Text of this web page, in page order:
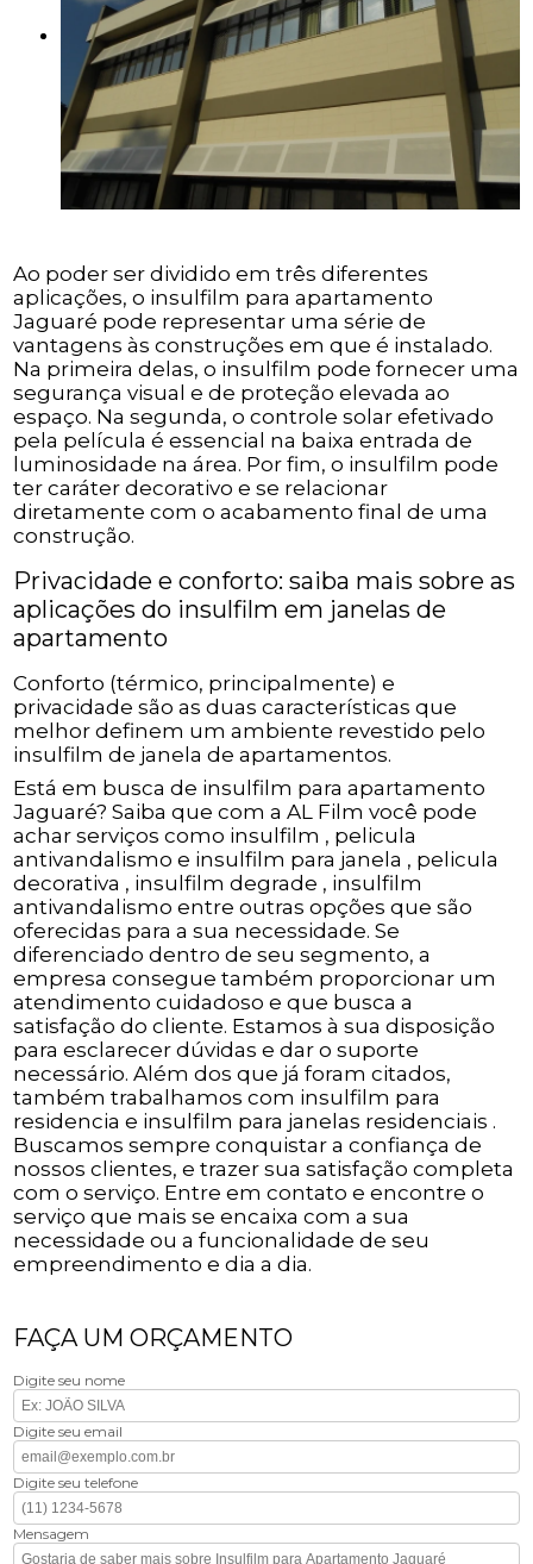
Ao poder ser dividido em três diferentes
aplicações, o insulfilm para apartamento
Jaguaré pode representar uma série de
vantagens às construções em que é instalado.
Na primeira delas, o insulfilm pode fornecer uma
segurança visual e de proteção elevada ao
espaço. Na segunda, o controle solar efetivado
pela película é essencial na baixa entrada de
luminosidade na área. Por fim, o insulfilm pode
ter caráter decorativo e se relacionar
diretamente com o acabamento final de uma
construção.
Privacidade e conforto: saiba mais sobre as
aplicações do insulfilm em janelas de
apartamento
Conforto (térmico, principalmente) e
privacidade são as duas características que
melhor definem um ambiente revestido pelo
insulfilm de janela de apartamentos.
Está em busca de insulfilm para apartamento
Jaguaré? Saiba que com a AL Film você pode
achar serviços como insulfilm , pelicula
antivandalismo e insulfilm para janela , pelicula
decorativa , insulfilm degrade , insulfilm
antivandalismo entre outras opções que são
oferecidas para a sua necessidade. Se
diferenciado dentro de seu segmento, a
empresa consegue também proporcionar um
atendimento cuidadoso e que busca a
satisfação do cliente. Estamos à sua disposição
para esclarecer dúvidas e dar o suporte
necessário. Além dos que já foram citados,
também trabalhamos com insulfilm para
residencia e insulfilm para janelas residenciais .
Buscamos sempre conquistar a confiança de
nossos clientes, e trazer sua satisfação completa
com o serviço. Entre em contato e encontre o
serviço que mais se encaixa com a sua
necessidade ou a funcionalidade de seu
empreendimento e dia a dia.
FAÇA UM ORÇAMENTO
Digite seu nome
Digite seu email
Digite seu telefone
Mensagem